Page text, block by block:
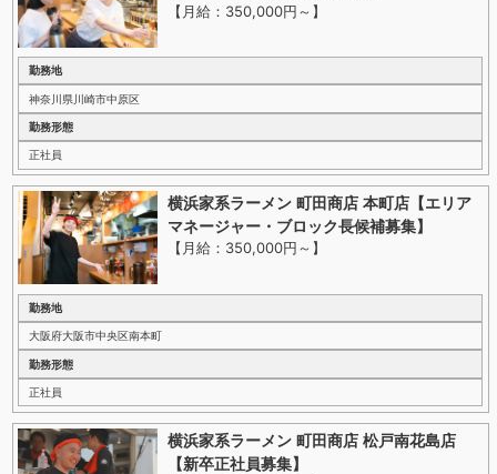
【月給：350,000円～ 】
勤務地
神奈川県川崎市中原区
勤務形態
正社員
横浜家系ラーメン 町田商店 本町店【エリア
マネージャー・ブロック長候補募集】
【月給：350,000円～ 】
勤務地
大阪府大阪市中央区南本町
勤務形態
正社員
横浜家系ラーメン 町田商店 松戸南花島店
【新卒正社員募集】